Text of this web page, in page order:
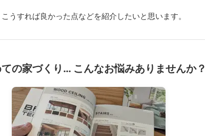
うすれば良かった点などを紹介したいと思います。
の家づくり… こんなお悩みありませんか？